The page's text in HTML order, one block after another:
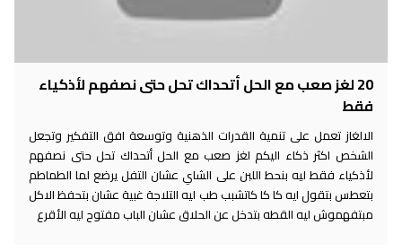
20 لغز صعب مع الحل أتحداك تحل حتى نصفهم لأذكياء
فقط
الالغاز تعمل على تنمية القدرات الذهنية وتوسعة افق التفكير وتجعل
الشخص اكثر ذكاء اليكم لغز صعب مع الحل أتحداك تحل حتى نصفهم
لأذكياء فقط ليه بنحط اللبن على الشاي عشان التفل يرضع لما الطماطم
بتعطس بتقول ايه كا كا كاتشبب طب ليه التلاجة غبية عشان بتحفظ الاكل
مبتفهموش ليه القطه بتدخل عن الحلاق عشان الباب مفتوح ليه الأقرع